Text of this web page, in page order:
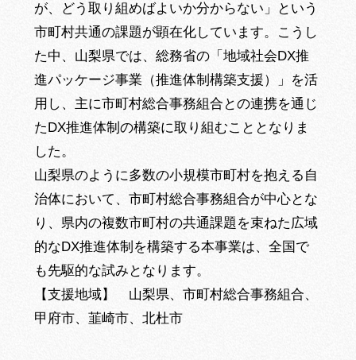
が、どう取り組めばよいか分からない」という
市町村共通の課題が顕在化しています。こうし
た中、山梨県では、総務省の「地域社会DX推
進パッケージ事業（推進体制構築支援）」を活
用し、主に市町村総合事務組合との連携を通じ
たDX推進体制の構築に取り組むこととなりま
した。
山梨県のように多数の小規模市町村を抱える自
治体において、市町村総合事務組合が中心とな
り、県内の複数市町村の共通課題を束ねた広域
的なDX推進体制を構築する本事業は、全国で
も先駆的な試みとなります。
【支援地域】 山梨県、市町村総合事務組合、
甲府市、韮崎市、北杜市